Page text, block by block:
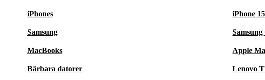
iPhones
Samsung
MacBooks
Bärbara datorer
iPhone 15
Samsung
Apple
Lenovo